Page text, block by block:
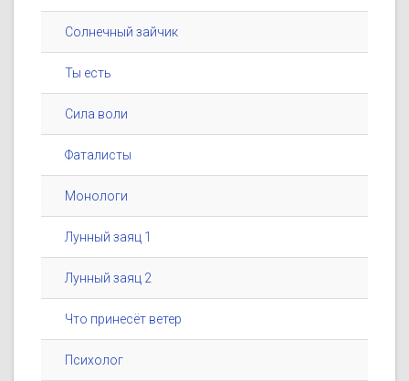
Солнечный зайчик
Ты есть
Сила воли
Фаталисты
Монологи
Лунный заяц 1
Лунный заяц 2
Что принесёт ветер
Психолог